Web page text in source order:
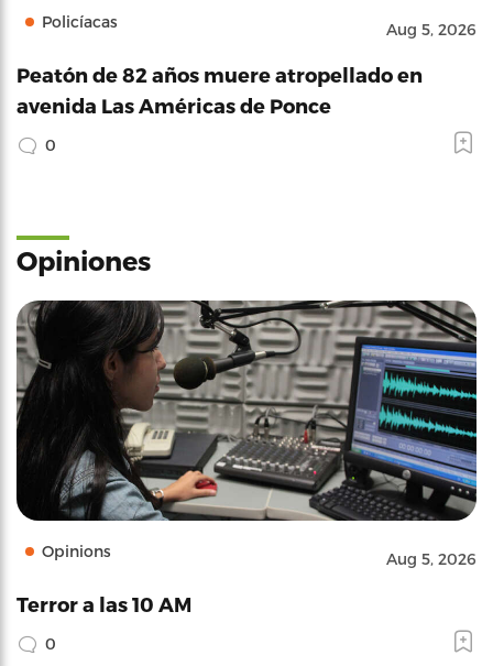
Policíacas Aug 5, 2026
Peatón de 82 años muere atropellado en
avenida Las Américas de Ponce
0
Opiniones
Opinions Aug 5, 2026
Terror a las 10 AM
0